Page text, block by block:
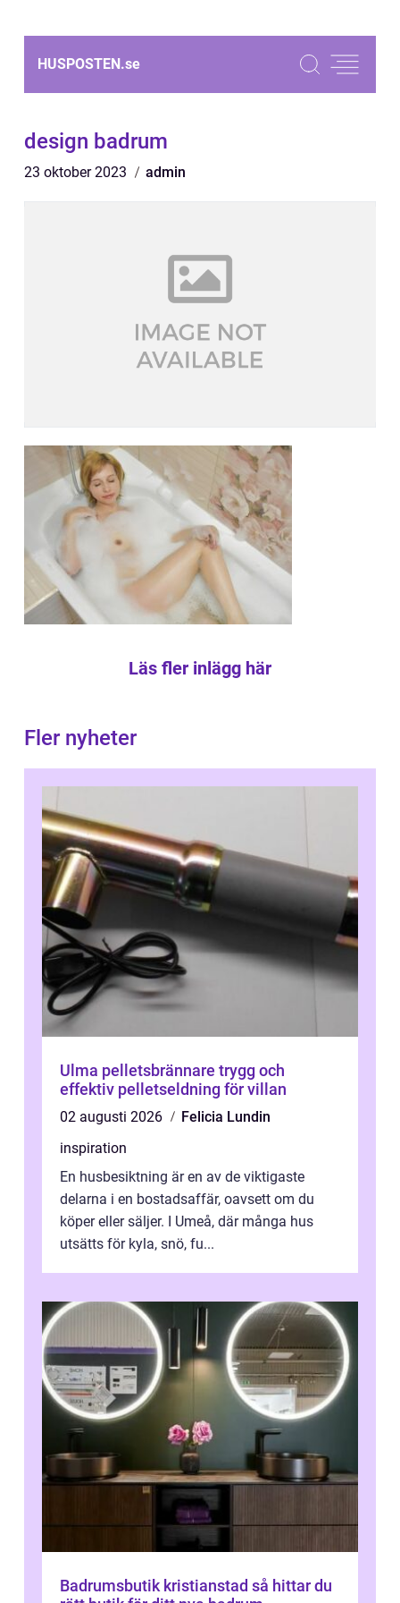
HUSPOSTEN.se
design badrum
23 oktober 2023 admin
Läs fler inlägg här
Fler nyheter
Ulma pelletsbrännare trygg och
effektiv pelletseldning för villan
02 augusti 2026
Felicia Lundin
inspiration
En husbesiktning är en av de viktigaste
delarna i en bostadsaffär, oavsett om du
köper eller säljer. I Umeå, där många hus
utsätts för kyla, snö, fu...
Badrumsbutik kristianstad så hittar du